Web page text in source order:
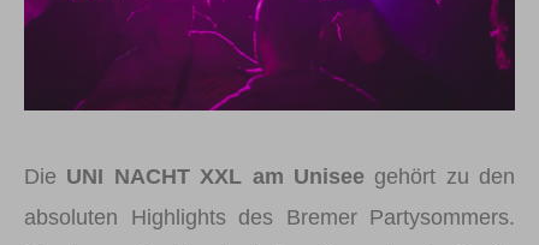
Die UNI NACHT XXL am Uniseegehört zu den
absoluten Highlights des Bremer Partysommers.